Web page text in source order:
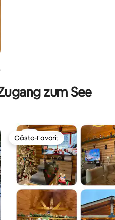
Bewertung: 4,94 von 5,
zum See
Gäste-Favorit
Gäste-Favorit